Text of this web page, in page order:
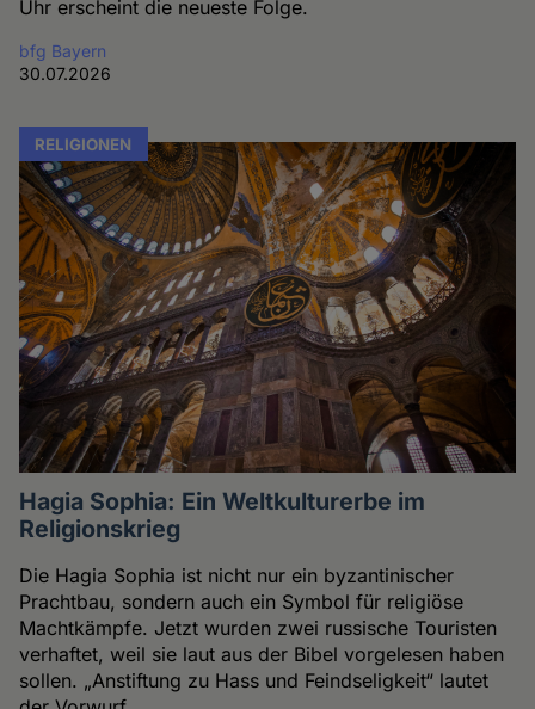
Uhr erscheint die neueste Folge.
bfg Bayern
30.07.2026
RELIGIONEN
Hagia Sophia: Ein Weltkulturerbe im
Religionskrieg
Die Hagia Sophia ist nicht nur ein byzantinischer
Prachtbau, sondern auch ein Symbol für religiöse
Machtkämpfe. Jetzt wurden zwei russische Touristen
verhaftet, weil sie laut aus der Bibel vorgelesen haben
sollen. „Anstiftung zu Hass und Feindseligkeit“ lautet